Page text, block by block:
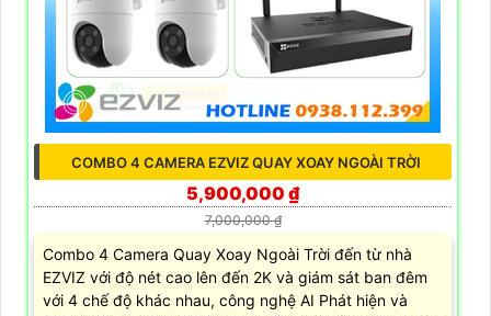
COMBO 4 CAMERA EZVIZ QUAY XOAY NGOÀI TRỜI
5,900,000 ₫
7,000,000 ₫
Combo 4 Camera Quay Xoay Ngoài Trời đến từ nhà
EZVIZ với độ nét cao lên đến 2K và giám sát ban đêm
với 4 chế độ khác nhau, công nghệ AI Phát hiện và